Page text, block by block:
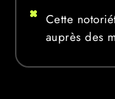
Cette
auprès des